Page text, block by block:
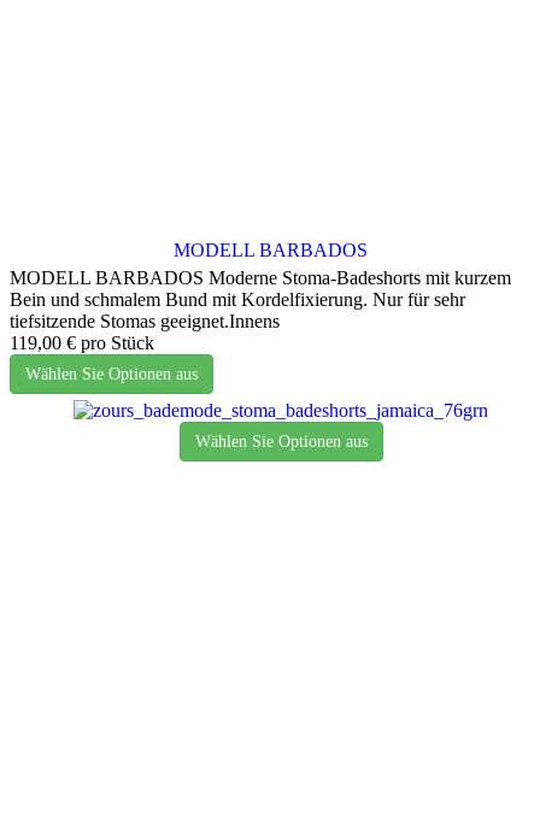
MODELL BARBADOS
MODELL BARBADOS Moderne Stoma-Badeshorts mit kurzem
Bein und schmalem Bund mit Kordelfixierung. Nur für sehr
tiefsitzende Stomas geeignet.Innens
119,00 € pro Stück
Wählen Sie Optionen aus
Wählen Sie Optionen aus